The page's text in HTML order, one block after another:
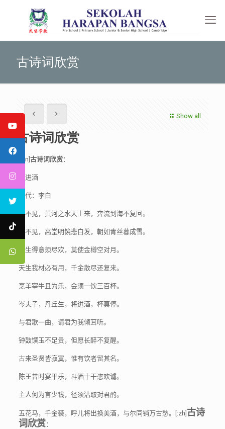
古诗词欣赏
Show all
古诗词欣赏
[:en] 古诗词欣赏：
将进酒
唐代：李白
君不见，黄河之水天上来，奔流到海不复回。
君不见，高堂明镜悲白发，朝如青丝暮成雪。
人生得意须尽欢，莫使金樽空对月。
天生我材必有用，千金散尽还复来。
烹羊宰牛且为乐，会须一饮三百杯。
岑夫子，丹丘生，将进酒，杯莫停。
与君歌一曲，请君为我倾耳听。
钟鼓馔玉不足贵，但愿长醉不复醒。
古来圣贤皆寂寞，惟有饮者留其名。
陈王昔时宴平乐，斗酒十干恣欢谑。
主人何为言少钱，径须沽取对君酌。
五花马，千金裘，呼儿将出换美酒，与尔同销万古愁。 [:zh] 古诗
词欣赏：